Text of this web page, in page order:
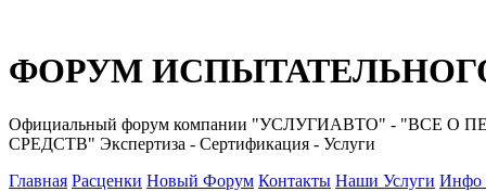
ФОРУМ
Официальный форум компании "УСЛУГИАВТО" -
СРЕДСТВ" Экспертиза - Сертификация - Услуги
Главная Расценки Новый Форум Контакты Наши Услуги Инфо